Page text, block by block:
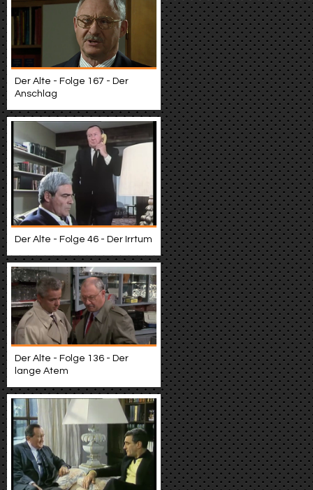
Der Alte - Folge 167 - Der
Anschlag
Der Alte - Folge 46 - Der Irrtum
Der Alte - Folge 136 - Der
lange Atem